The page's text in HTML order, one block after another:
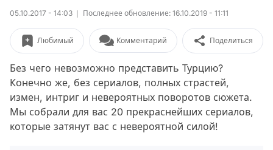
05.10.2017 - 14:03 Последнее обновление: 16.10.2019 - 11:11
Любимый Комментарий Поделиться
Без чего невозможно представить Турцию?
Конечно же, без сериалов, полных страстей,
измен, интриг и невероятных поворотов сюжета.
Мы собрали для вас 20 прекраснейших сериалов,
которые затянут вас с невероятной силой!